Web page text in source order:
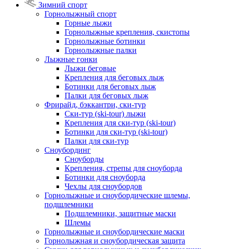
Зимний спорт
Горнолыжный спорт
Горные лыжи
Горнолыжные крепления, скистопы
Горнолыжные ботинки
Горнолыжные палки
Лыжные гонки
Лыжи беговые
Крепления для беговых лыж
Ботинки для беговых лыж
Палки для беговых лыж
Фрирайд, бэккантри, ски-тур
Ски-тур (ski-tour) лыжи
Крепления для ски-тур (ski-tour)
Ботинки для ски-тур (ski-tour)
Палки для ски-тур
Сноубординг
Сноуборды
Крепления, стрепы для сноуборда
Ботинки для сноуборда
Чехлы для сноубордов
Горнолыжные и сноубордические шлемы,
подшлемники
Подшлемники, защитные маски
Шлемы
Горнолыжные и сноубордические маски
Горнолыжная и сноубордическая защита